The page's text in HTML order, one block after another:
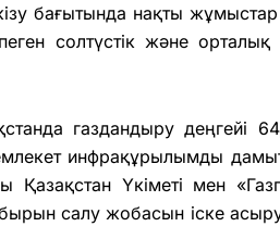
бағытында нақты
солтүстік және
газдандыру
инфрақұрылымды
Үкіметі мен
салу жобасын іске